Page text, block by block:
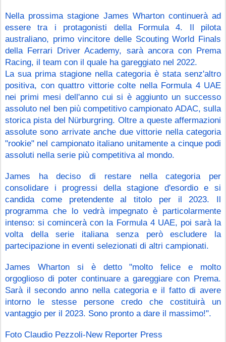
Nella prossima stagione James Wharton continuerà ad
essere tra i protagonisti della Formula 4. Il pilota
australiano, primo vincitore delle Scouting World Finals
della Ferrari Driver Academy, sarà ancora con Prema
Racing, il team con il quale ha gareggiato nel 2022.
La sua prima stagione nella categoria è stata senz'altro
positiva, con quattro vittorie colte nella Formula 4 UAE
nei primi mesi dell'anno cui si è aggiunto un successo
assoluto nel ben più competitivo campionato ADAC, sulla
storica pista del Nürburgring. Oltre a queste affermazioni
assolute sono arrivate anche due vittorie nella categoria
"rookie" nel campionato italiano unitamente a cinque podi
assoluti nella serie più competitiva al mondo.
James ha deciso di restare nella categoria per
consolidare i progressi della stagione d'esordio e si
candida come pretendente al titolo per il 2023. Il
programma che lo vedrà impegnato è particolarmente
intenso: si comincerà con la Formula 4 UAE, poi sarà la
volta della serie italiana senza però escludere la
partecipazione in eventi selezionati di altri campionati.
James Wharton si è detto "molto felice e molto
orgoglioso di poter continuare a gareggiare con Prema.
Sarà il secondo anno nella categoria e il fatto di avere
intorno le stesse persone credo che costituirà un
vantaggio per il 2023. Sono pronto a dare il massimo!".
Foto Claudio Pezzoli-New Reporter Press